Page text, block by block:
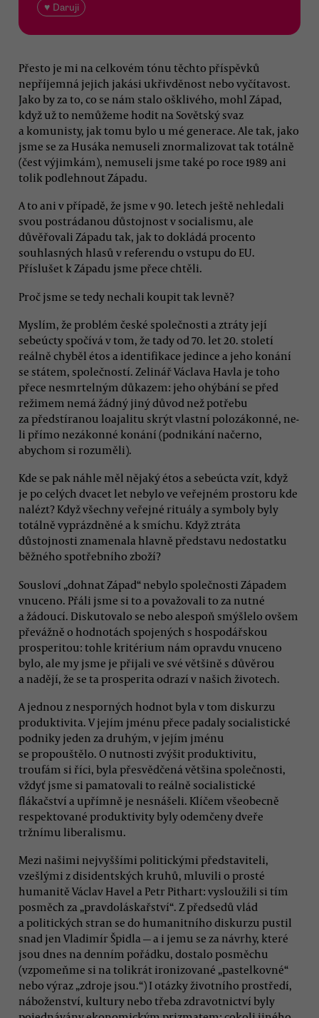
♥ Daruji
Přesto je mi na celkovém tónu těchto příspěvků
nepříjemná jejich jakási ukřivděnost nebo vyčítavost.
Jako by za to, co se nám stalo ošklivého, mohl Západ,
když už to nemůžeme hodit na Sovětský svaz
a komunisty, jak tomu bylo u mé generace. Ale tak, jako
jsme se za Husáka nemuseli znormalizovat tak totálně
(čest výjimkám), nemuseli jsme také po roce 1989 ani
tolik podlehnout Západu.
A to ani v případě, že jsme v 90. letech ještě nehledali
svou postrádanou důstojnost v socialismu, ale
důvěřovali Západu tak, jak to dokládá procento
souhlasných hlasů v referendu o vstupu do EU.
Příslušet k Západu jsme přece chtěli.
Proč jsme se tedy nechali koupit tak levně?
Myslím, že problém české společnosti a ztráty její
sebeúcty spočívá v tom, že tady od 70. let 20. století
reálně chyběl étos a identifikace jedince a jeho konání
se státem, společností. Zelinář Václava Havla je toho
přece nesmrtelným důkazem: jeho ohýbání se před
režimem nemá žádný jiný důvod než potřebu
za předstíranou loajalitu skrýt vlastní polozákonné, ne-
li přímo nezákonné konání (podnikání načerno,
abychom si rozuměli).
Kde se pak náhle měl nějaký étos a sebeúcta vzít, když
je po celých dvacet let nebylo ve veřejném prostoru kde
nalézt? Když všechny veřejné rituály a symboly byly
totálně vyprázdněné a k smíchu. Když ztráta
důstojnosti znamenala hlavně představu nedostatku
běžného spotřebního zboží?
Sousloví „dohnat Západ“ nebylo společnosti Západem
vnuceno. Přáli jsme si to a považovali to za nutné
a žádoucí. Diskutovalo se nebo alespoň smýšlelo ovšem
převážně o hodnotách spojených s hospodářskou
prosperitou: tohle kritérium nám opravdu vnuceno
bylo, ale my jsme je přijali ve své většině s důvěrou
a nadějí, že se ta prosperita odrazí v našich životech.
A jednou z nesporných hodnot byla v tom diskurzu
produktivita. V jejím jménu přece padaly socialistické
podniky jeden za druhým, v jejím jménu
se propouštělo. O nutnosti zvýšit produktivitu,
troufám si říci, byla přesvědčená většina společnosti,
vždyť jsme si pamatovali to reálně socialistické
flákačství a upřímně je nesnášeli. Klíčem všeobecně
respektované produktivity byly odemčeny dveře
tržnímu liberalismu.
Mezi našimi nejvyššími politickými představiteli,
vzešlými z disidentských kruhů, mluvili o prosté
humanitě Václav Havel a Petr Pithart: vysloužili si tím
posměch za „pravdoláskařství“. Z předsedů vlád
a politických stran se do humanitního diskurzu pustil
snad jen Vladimír Špidla — a i jemu se za návrhy, které
jsou dnes na denním pořádku, dostalo posměchu
(vzpomeňme si na tolikrát ironizované „pastelkovné“
nebo výraz „zdroje jsou.“) I otázky životního prostředí,
náboženství, kultury nebo třeba zdravotnictví byly